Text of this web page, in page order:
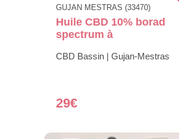
GUJAN MESTRAS (33470)
Huile CBD 10% borad
spectrum à
CBD Bassin | Gujan-Mestras
29€